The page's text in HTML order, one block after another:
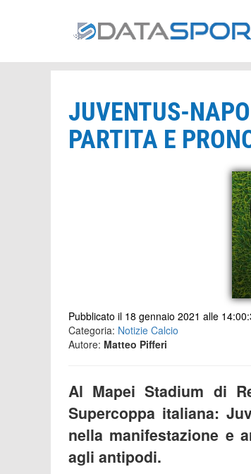
JUVENTUS-
PARTITA E
Pubblicato il 18 gennaio 2021 alle
Categoria: Notizie Calcio
Autore: Matteo Pifferi
Al Mapei Stadium di
Supercoppa italiana:
nella manifestazione e
agli antipodi.